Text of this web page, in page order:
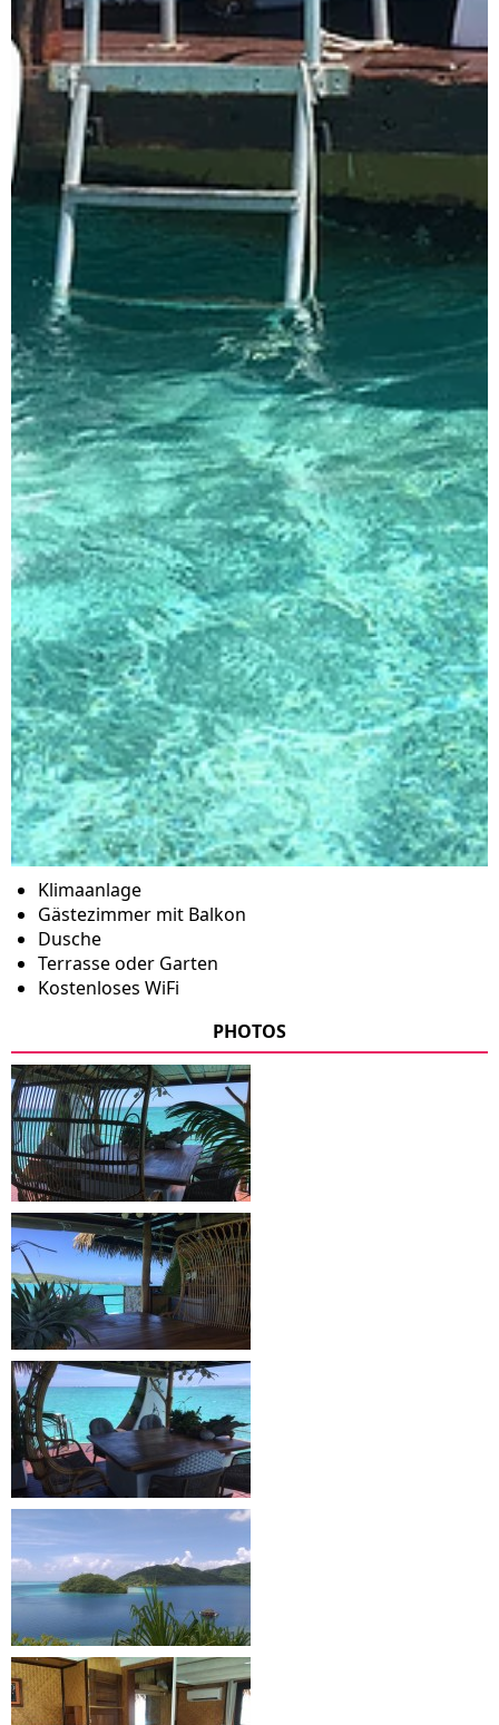
Klimaanlage
Gästezimmer mit Balkon
Dusche
Terrasse oder Garten
Kostenloses WiFi
PHOTOS